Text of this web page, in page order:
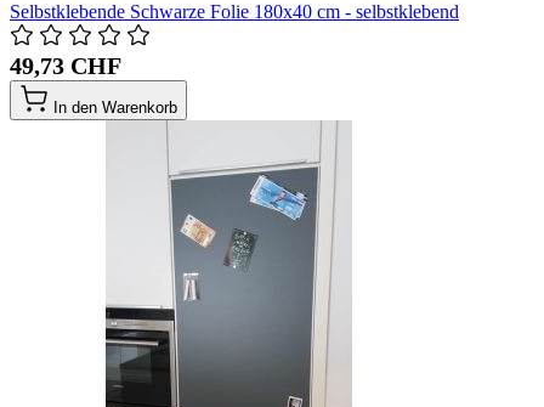
Selbstklebende Schwarze Folie 180x40 cm - selbstklebend
49,73 CHF
In den Warenkorb